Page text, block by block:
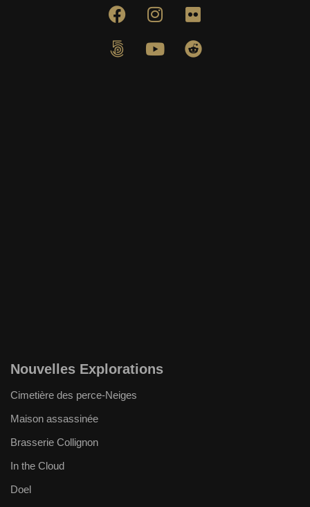
Nouvelles Explorations
Cimetière des perce-Neiges
Maison assassinée
Brasserie Collignon
In the Cloud
Doel